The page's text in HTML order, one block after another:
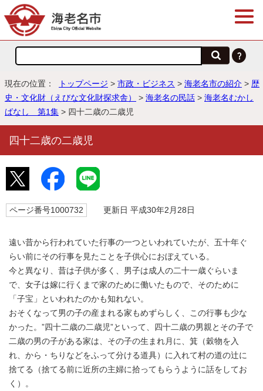
現在の位置： トップページ > 市政・ビジネス > 海老名市の紹介 > 歴
史・文化財（えびな文化財探求舎）
> 海老名の民話 > 海老名むかし
ばなし 第1集 > 四十二歳の二歳児
四十二歳の二歳児
ページ番号1000732 更新日 平成30年2月28日
遠い昔から行われていた行事の一つといわれていたが、五十年ぐ
らい前にその行事を見たことを子供心におぼえている。
今と異なり、昔は子供が多く、男子は成人の二十一歳ぐらいま
で、女子は嫁に行くまで家のために働いたもので、そのために
「子宝」といわれたのかも知れない。
おそくなって男の子の産まれる家もめずらしく、この行事も少な
かった。”四十二歳の二歳児”といって、四十二歳の男親とその子で
二歳の男の子がある家は、その子の生まれ月に、箕（穀物を入
れ、から・ちりなどをふって分ける道具）に入れて村の道の辻に
捨てる（捨てる前に近所の主婦に拾ってもらうように話をしてお
く）。